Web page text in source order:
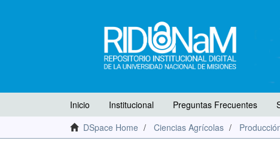
Inicio Institucional Preguntas Frecuentes
DSpace Home
Ciencias Agrícolas